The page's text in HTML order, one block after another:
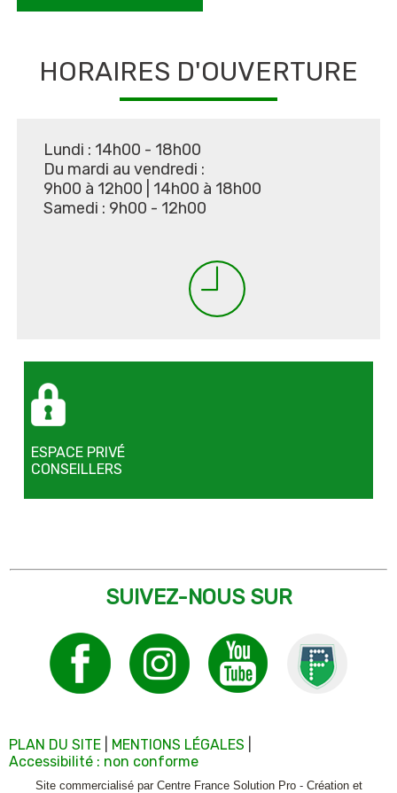
HORAIRES D'OUVERTURE
Lundi : 14h00 - 18h00
Du mardi au vendredi :
9h00 à 12h00
14h00 à 18h00
Samedi : 9h00 - 12h00
ESPACE PRIVÉ
CONSEILLERS
SUIVEZ-NOUS SUR
PLAN DU SITE
MENTIONS LÉGALES
Accessibilité : non conforme
Site commercialisé par Centre France Solution Pro- Création et